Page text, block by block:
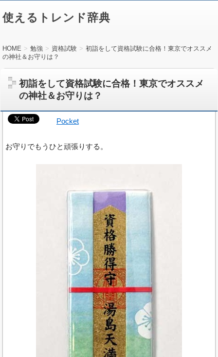
使えるトレンド辞典
HOME 勉強 資格試験
初詣をして資格試験に合格！東京でオススメ
の神社＆お守りは？
初詣をして資格試験に合格！東京でオススメ
の神社＆お守りは？
Pocket
お守りでもうひと頑張りする。